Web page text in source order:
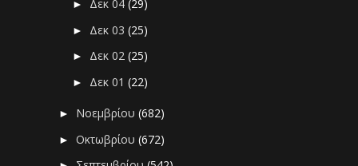
► Δεκ 04(29)
► Δεκ 03(25)
► Δεκ 02(25)
► Δεκ 01(22)
► Νοεμβρίου(682)
►Οκτωβρίου(672)